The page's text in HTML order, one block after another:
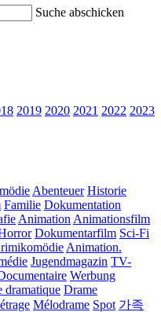
Suche abschicken
2019 2020 2021 2022 2023
Abenteuer Historie
Familie Dokumentation
Animation Animationsfilm
Dokumentarfilm Sci-Fi
Animation.
Jugendmagazin TV-
Werbung
dramatique Drame
Mélodrame Spot 가족